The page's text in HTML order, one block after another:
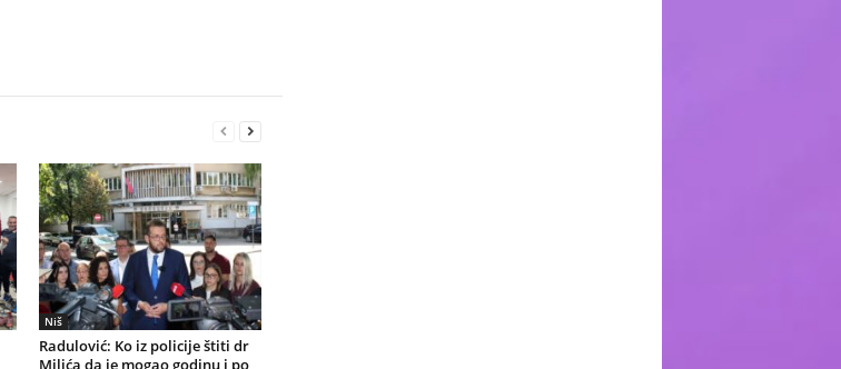
Niš
Radulović: Ko iz policije štiti dr
Milića da je mogao godinu i po